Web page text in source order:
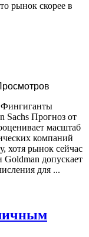
рынок скорее в
Фингиганты
Sachs Прогноз от
масштаб
компаний
хотя рынок сейчас
допускает
для ...